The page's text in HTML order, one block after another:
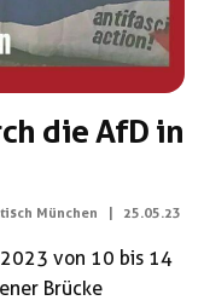
die AfD in
München 25.05.23
von 10 bis 14
Brücke